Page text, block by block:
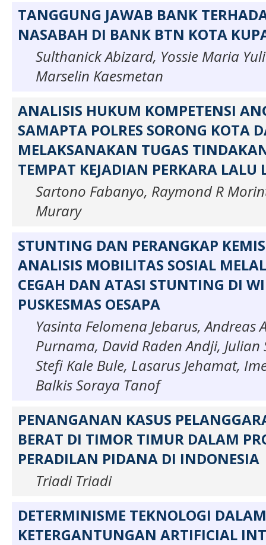
TANGGUNG JAWAB BANK
NASABAH DI BANK BTN KOTA
Sulthanick Abizard, Yossie Maria
Marselin Kaesmetan
ANALISIS HUKUM KOMPETENSI
SAMAPTA POLRES SORONG KOTA
MELAKSANAKAN TUGAS
TEMPAT KEJADIAN PERKARA LALU
Sartono Fabanyo, Raymond R
Murary
STUNTING DAN PERANGKAP
ANALISIS MOBILITAS SOSIAL
CEGAH DAN ATASI STUNTING DI
PUSKESMAS OESAPA
Yasinta Felomena Jebarus, Andreas
Purnama, David Raden Andji, Julian
Stefi Kale Bule, Lasarus Jehamat,
Balkis Soraya Tanof
PENANGANAN KASUS
BERAT DI TIMOR TIMUR DALAM
PERADILAN PIDANA DI INDONESIA
Triadi Triadi
DETERMINISME TEKNOLOGI DALAM
KETERGANTUNGAN ARTIFICIAL